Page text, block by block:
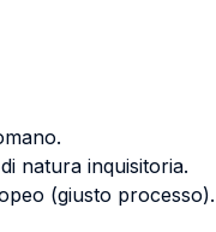
natura inquisitoria.
(giusto processo).